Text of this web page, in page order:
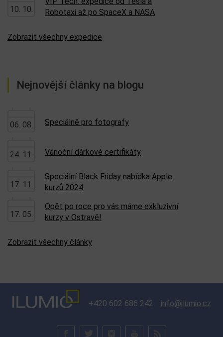
10. 10.
Robotaxi až po SpaceX a NASA
Zobrazit všechny expedice
Nejnovější články na blogu
06. 08. Speciálně pro fotografy
24. 11. Vánoční dárkové certifikáty
17. 11.
Speciální Black Friday nabídka Apple
kurzů 2024
17. 05.
Opět po roce pro vás máme exkluzivní
kurzy v Ostravě!
Zobrazit všechny články
+420 602 686 242 info@ilumio.cz